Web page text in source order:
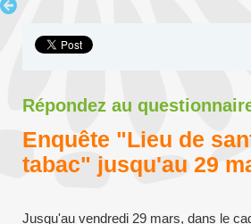
Répondez au
Enquête "Lieu de
tabac" jusqu'au 29
Jusqu'au vendredi 29 mars, dans le